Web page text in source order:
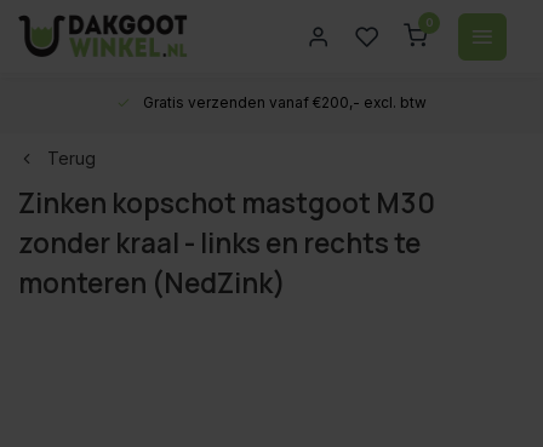
0
Gratis verzenden vanaf €200,- excl. btw
Terug
Zinken kopschot mastgoot M30
zonder kraal - links en rechts te
monteren (NedZink)